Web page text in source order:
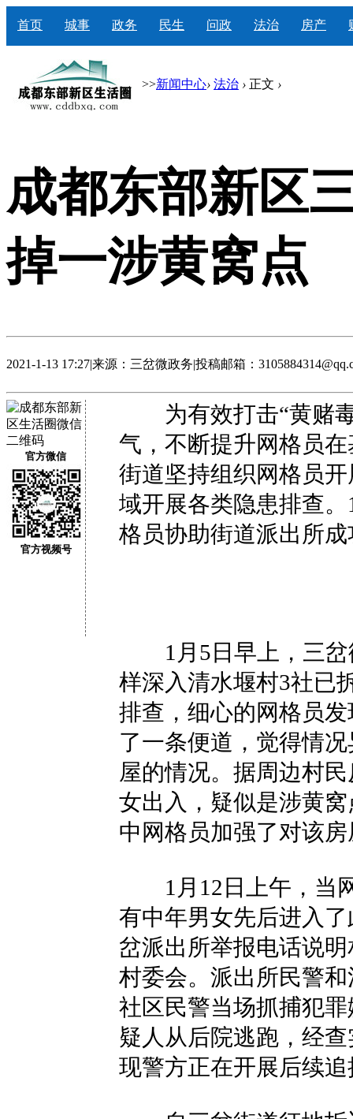
首页 城事 政务 民生 问政 法治 房产
>>新闻中心› 法治 › 正文 ›
成都东部新区
掉一涉黄窝点
2021-1-13 17:27|来源：三岔微政务|投稿邮箱：
官方微信
官方视频号
为有效打击“黄赌毒
气，不断提升网格员
街道坚持组织网格员
域开展各类隐患排查
格员协助街道派出所
1月5日早上，三岔
样深入清水堰村3社已
排查，细心的网格员
了一条便道，觉得情
屋的情况。据周边村
女出入，疑似是涉黄
中网格员加强了对该
1月12日上午，当网
有中年男女先后进入
岔派出所举报电话说
村委会。派出所民警
社区民警当场抓捕犯
疑人从后院逃跑，经
现警方正在开展后续